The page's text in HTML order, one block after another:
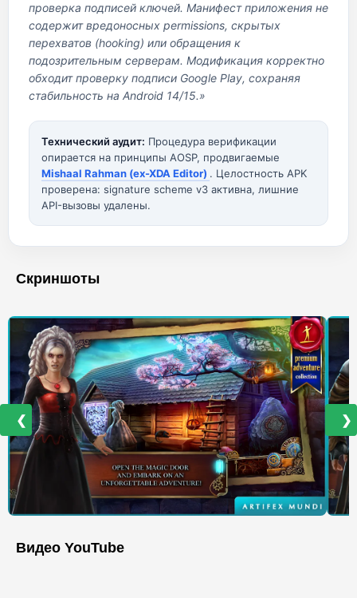
проверка подписей ключей. Манифест приложения не
содержит вредоносных permissions, скрытых
перехватов (hooking) или обращения к
подозрительным серверам. Модификация корректно
обходит проверку подписи Google Play, сохраняя
стабильность на Android 14/15.»
Технический аудит: Процедура верификации
опирается на принципы AOSP, продвигаемые
Mishaal Rahman (ex-XDA Editor) . Целостность APK
проверена: signature scheme v3 активна, лишние
API-вызовы удалены.
Скриншоты
❮ ❯
Видео YouTube